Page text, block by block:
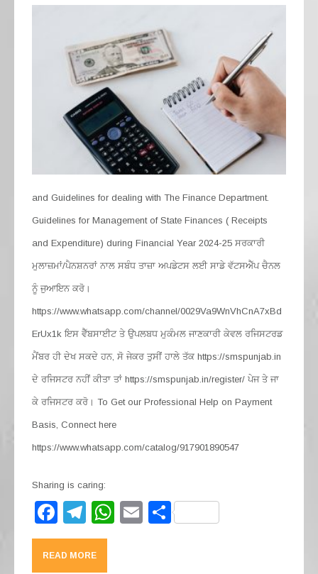
and Guidelines for dealing with The Finance Department.
Guidelines for Management of State Finances ( Receipts
and Expenditure) during Financial Year 2024-25 ਸਰਕਾਰੀ
ਮੁਲਾਜ਼ਮਾਂ/ਪੈਨਸ਼ਨਰਾਂ ਨਾਲ ਸਬੰਧ ਤਾਜ਼ਾ ਅਪਡੇਟਸ ਲਈ ਸਾਡੇ ਵੱਟਸਐੱਪ ਚੈਨਲ
ਨੂੰ ਜੁਆਇਨ ਕਰੋ।
https://www.whatsapp.com/channel/0029Va9WnVhCnA7xBd
ErUx1k ਇਸ ਵੈੱਬਸਾਈਟ ਤੇ ਉਪਲਬਧ ਮੁਕੰਮਲ ਜਾਣਕਾਰੀ ਕੇਵਲ ਰਜਿਸਟਰਡ
ਮੈਂਬਰ ਹੀ ਦੇਖ ਸਕਦੇ ਹਨ, ਸੋ ਜੇਕਰ ਤੁਸੀਂ ਹਾਲੇ ਤੱਕ https://smspunjab.in
ਦੇ ਰਜਿਸਟਰ ਨਹੀਂ ਕੀਤਾ ਤਾਂ https://smspunjab.in/register/ ਪੇਜ ਤੇ ਜਾ
ਕੇ ਰਜਿਸਟਰ ਕਰੋ। To Get our Professional Help on Payment
Basis, Connect here
https://www.whatsapp.com/catalog/917901890547
Sharing is caring:
F
a
c
T
el
e
W
E S
READ MORE